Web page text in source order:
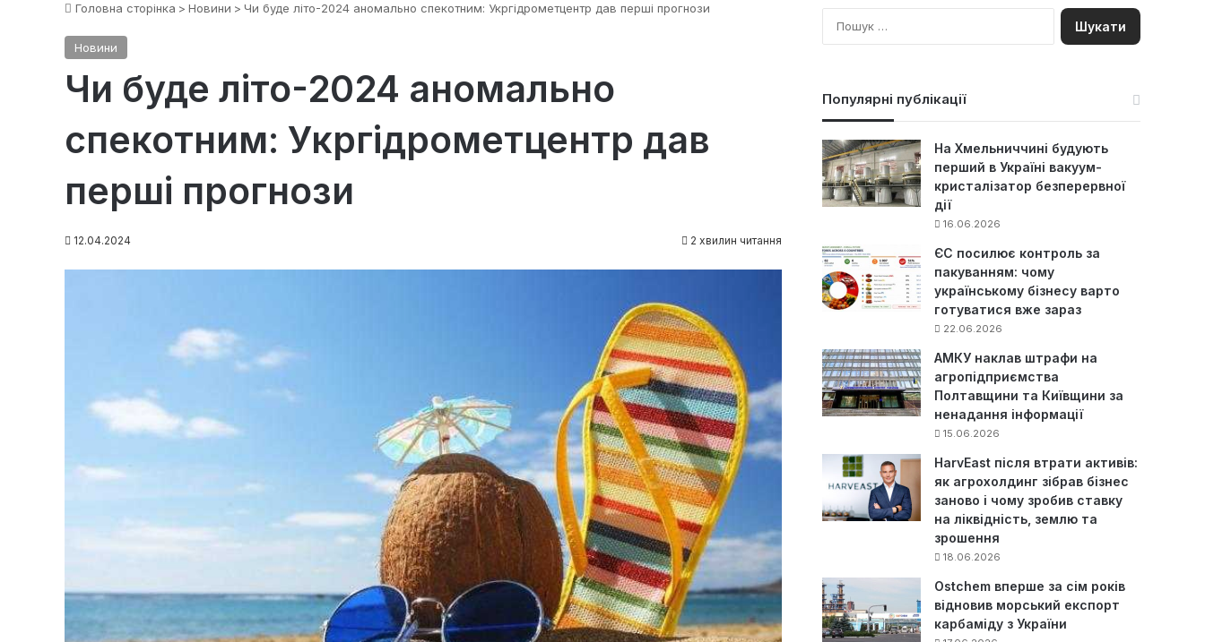
Головна сторінка > Новини > Чи буде літо-2024 аномально спекотним: Укргідрометцентр дав перші прогнози
Новини
Чи буде літо-2024 аномально
спекотним: Укргідрометцентр дав
перші прогнози
12.04.2024 2 хвилин читання
П
о
Популярні публікації
На Хмельниччині будують
перший в Україні вакуум-
кристалізатор безперервної
дії
16.06.2026
ЄС посилює контроль за
пакуванням: чому
українському бізнесу варто
готуватися вже зараз
22.06.2026
АМКУ наклав штрафи на
агропідприємства
Полтавщини та Київщини за
ненадання інформації
15.06.2026
HarvEast після втрати активів:
як агрохолдинг зібрав бізнес
заново і чому зробив ставку
на ліквідність, землю та
зрошення
18.06.2026
Ostchem вперше за сім років
відновив морський експорт
карбаміду з України